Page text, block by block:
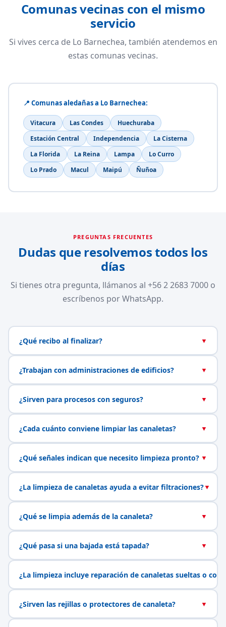
Comunas vecinas con el mismo
servicio
Si vives cerca de Lo Barnechea, también atendemos en
estas comunas vecinas.
📍 Comunas aledañas a Lo Barnechea:
Vitacura Las Condes
Huechuraba
Estación Central
Independencia
La Cisterna
La Florida
La Reina Lampa
Lo Curro
Lo Prado
Macul Maipú Ñuñoa
PREGUNTAS FRECUENTES
Dudas que resolvemos todos los
días
Si tienes otra pregunta, llámanos al +56 2 2683 7000 o
escríbenos por WhatsApp.
¿Qué recibo al finalizar? ▼
¿Trabajan con administraciones de edificios? ▼
¿Sirven para procesos con seguros? ▼
¿Cada cuánto conviene limpiar las canaletas? ▼
¿Qué señales indican que necesito limpieza pronto? ▼
¿La limpieza de canaletas ayuda a evitar filtraciones?▼
¿Qué se limpia además de la canaleta? ▼
¿Qué pasa si una bajada está tapada? ▼
¿La limpieza incluye reparación de canaletas sueltas o con
¿Sirven las rejillas o protectores de canaleta? ▼